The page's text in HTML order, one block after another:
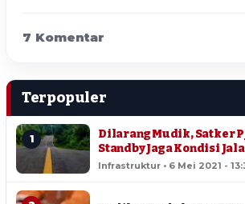
7 Komentar
Terpopuler
1
Dilarang Mudik, Satker
Standby Jaga Kondisi
Infrastruktur • 6 Mei 2021 -